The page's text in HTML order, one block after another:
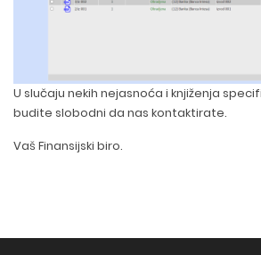
U slučaju nekih nejasnoća i knjiženja
budite slobodni da nas kontaktirate.
Vaš Finansijski biro.